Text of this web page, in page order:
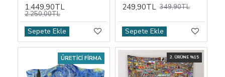
1.449,90TL
2.250,00TL
Sepete Ekle
249,90TL 349,90TL
Sepete Ekle
ÜRETICI FIRMA 2. ÜRÜNE %15